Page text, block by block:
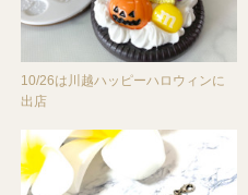
10/26は川越ハッピーハロウィンに
出店